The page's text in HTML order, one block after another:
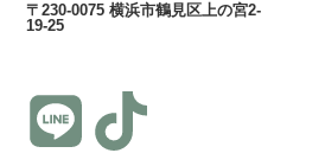
〒230-0075 横浜市鶴見区上の宮2-
19-25